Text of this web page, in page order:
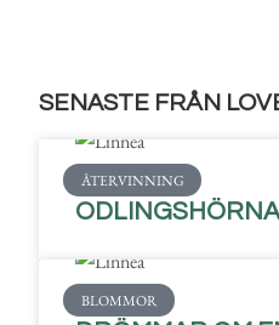
SENASTE FRÅN
ÅTERVINNING
BLOMMOR